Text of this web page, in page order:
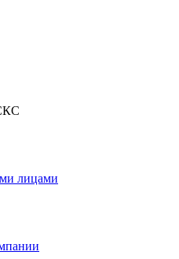
лицами